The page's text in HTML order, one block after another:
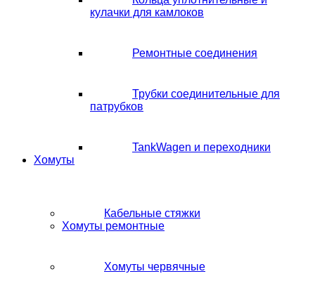
кулачки для камлоков
Ремонтные соединения
Трубки соединительные для
патрубков
TankWagen и переходники
Хомуты
Кабельные стяжки
Хомуты ремонтные
Хомуты червячные